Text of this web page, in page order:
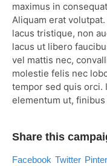
maximus in
Aliquam erat
lacus tristique, non
lacus ut libero
vel mattis nec,
molestie felis nec
tempor sed quis orci.
elementum ut, finibus
Share this
Facebook Twitter